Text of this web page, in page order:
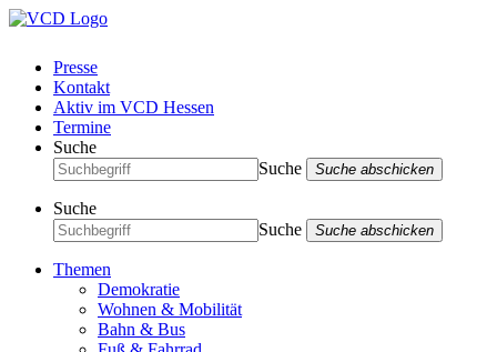
Presse
Kontakt
Aktiv im VCD Hessen
Termine
Suche
Suche
Suche abschicken
Suche
Suche
Suche abschicken
Themen
Demokratie
Wohnen & Mobilität
Bahn & Bus